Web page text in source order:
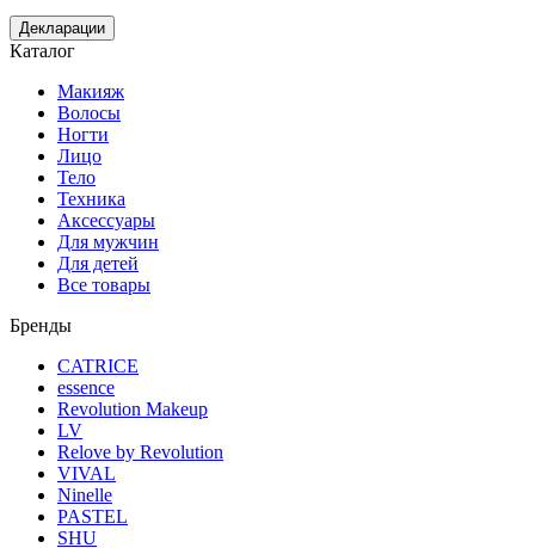
Декларации
Каталог
Макияж
Волосы
Ногти
Лицо
Тело
Техника
Аксессуары
Для мужчин
Для детей
Все товары
Бренды
CATRICE
essence
Revolution Makeup
LV
Relove by Revolution
VIVAL
Ninelle
PASTEL
SHU